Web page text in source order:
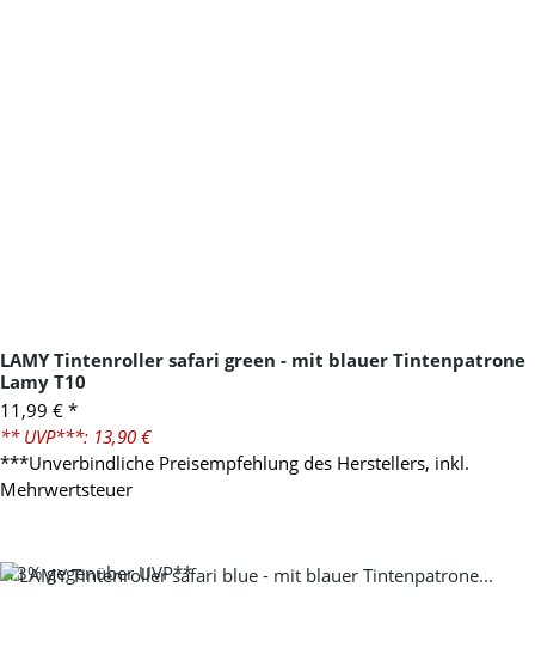
LAMY Tintenroller safari green - mit blauer Tintenpatrone
Lamy T10
11,99 € *
** UVP***: 13,90 €
***Unverbindliche Preisempfehlung des Herstellers, inkl.
Mehrwertsteuer
-13%gegenüber UVP**